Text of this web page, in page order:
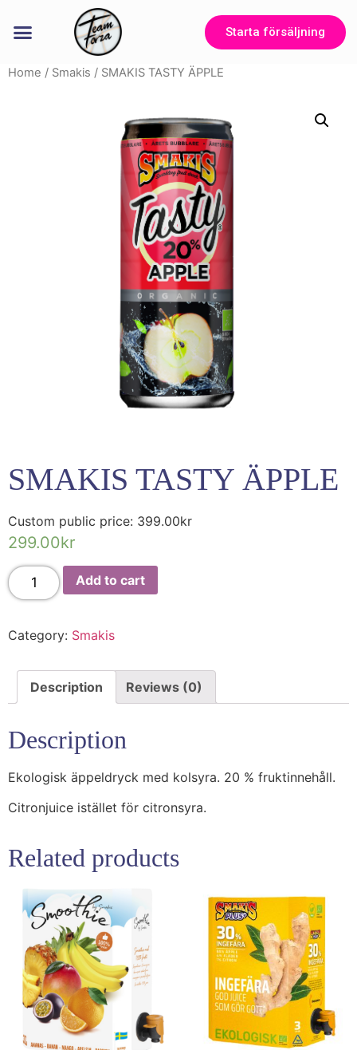
Starta försäljning
Home / Smakis / SMAKIS TASTY ÄPPLE
SMAKIS TASTY ÄPPLE
Custom public price: 399.00kr
299.00kr
Add to cart
Category: Smakis
Description Reviews (0)
Description
Ekologisk äppeldryck med kolsyra. 20 % fruktinnehåll.
Citronjuice istället för citronsyra.
Related products